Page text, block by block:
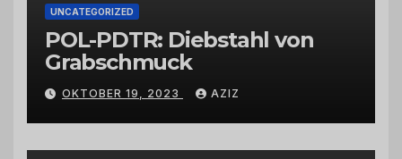
UNCATEGORIZED
POL-PDTR: Diebstahl von
Grabschmuck
OKTOBER 19, 2023 AZIZ